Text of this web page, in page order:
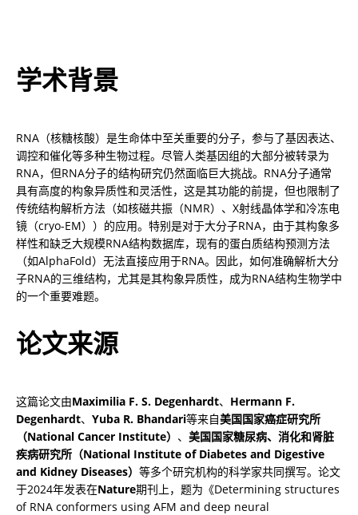
学术背景
RNA（核糖核酸）是生命体中至关重要的分子，参与了基因表达、
调控和催化等多种生物过程。尽管人类基因组的大部分被转录为
RNA，但RNA分子的结构研究仍然面临巨大挑战。RNA分子通常
具有高度的构象异质性和灵活性，这是其功能的前提，但也限制了
传统结构解析方法（如核磁共振（NMR）、X射线晶体学和冷冻电
镜（cryo-EM））的应用。特别是对于大分子RNA，由于其构象多
样性和缺乏大规模RNA结构数据库，现有的蛋白质结构预测方法
（如AlphaFold）无法直接应用于RNA。因此，如何准确解析大分
子RNA的三维结构，尤其是其构象异质性，成为RNA结构生物学中
的一个重要难题。
论文来源
这篇论文由Maximilia F. S. Degenhardt、 Hermann F.
Degenhardt、 Yuba R. Bhandari等来自美国国家癌症研究所
（National Cancer Institute） 、 美国国家糖尿病、消化和肾脏
疾病研究所（National Institute of Diabetes and Digestive
and Kidney Diseases） 等多个研究机构的科学家共同撰写。论文
于2024年发表在Nature期刊上，题为《Determining structures
of RNA conformers using AFM and deep neural